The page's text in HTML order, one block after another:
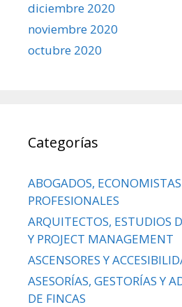
diciembre 2020
noviembre 2020
octubre 2020
Categorías
ABOGADOS,
PROFESIONALES
ARQUITECTOS, ESTUDIOS
Y PROJECT MANAGEMENT
ASCENSORES Y
ASESORÍAS, GESTORÍAS Y
DE FINCAS